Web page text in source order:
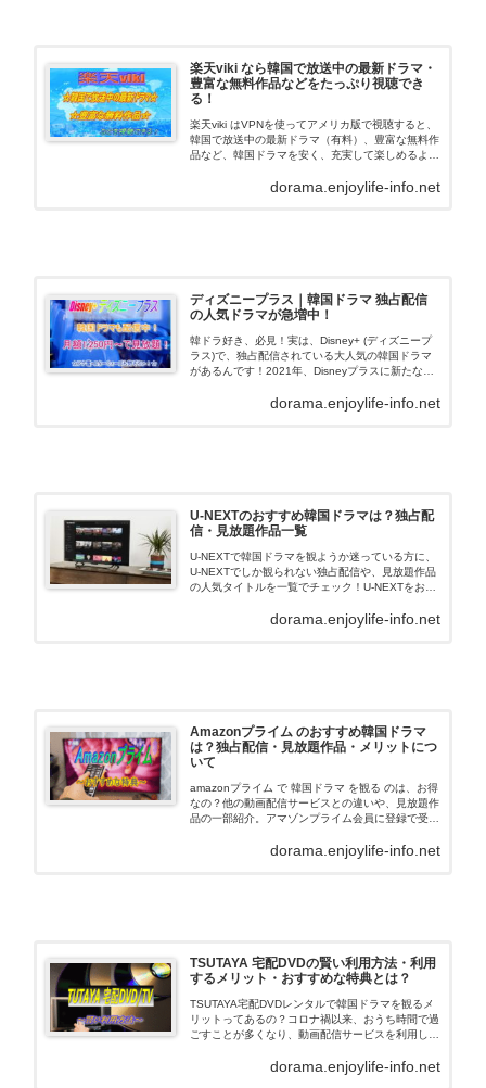
楽天viki なら韓国で放送中の最新ドラマ・
豊富な無料作品などをたっぷり視聴でき
る！
楽天viki はVPNを使ってアメリカ版で視聴すると、
韓国で放送中の最新ドラマ（有料）、豊富な無料作
品など、韓国ドラマを安く、充実して楽しめるよう
紹介しています。dorama.enjoylife-info.net
ディズニープラス｜韓国ドラマ 独占配信
の人気ドラマが急増中！
韓ドラ好き、必見！実は、Disney+ (ディズニープ
ラス)で、独占配信されている大人気の韓国ドラマ
があるんです！2021年、Disneyプラスに新たな風
ド「スター」の仲間入りによって、ディズニ…
dorama.enjoylife-info.net
U-NEXTのおすすめ韓国ドラマは？独占配
信・見放題作品一覧
U-NEXTで韓国ドラマを観ようか迷っている方に、
U-NEXTでしか観られない独占配信や、見放題作品
の人気タイトルを一覧でチェック！U-NEXTをお得
います。まずは、U-NEXTの利用するメリットを、
dorama.enjoylife-info.net
Amazonプライム のおすすめ韓国ドラマ
は？独占配信・見放題作品・メリットにつ
いて
amazonプライム で 韓国ドラマ を観る のは、お得
なの？他の動画配信サービスとの違いや、見放題作
品の一部紹介。アマゾンプライム会員に登録で受け
dorama.enjoylife-info.net
TSUTAYA 宅配DVDの賢い利用方法・利用
するメリット・おすすめな特典とは？
TSUTAYA宅配DVDレンタルで韓国ドラマを観るメ
リットってあるの？コロナ禍以来、おうち時間で過
ごすことが多くなり、動画配信サービスを利用して
「TSUTAYA宅配DVDレンタル」は、”韓国ドラマを
dorama.enjoylife-info.net